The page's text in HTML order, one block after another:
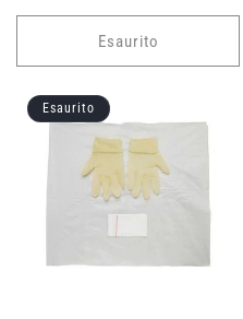
listino
Esaurito
Esaurito